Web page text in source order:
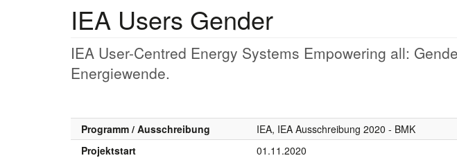
IEA Users Gender
IEA User-Centred Energy Systems Empowering all:
Energiewende.
Programm / Ausschreibung IEA, IEA Ausschreibung 2020 - BMK
Projektstart
01.11.2020